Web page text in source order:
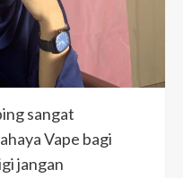
sangat
Vape bagi
jangan